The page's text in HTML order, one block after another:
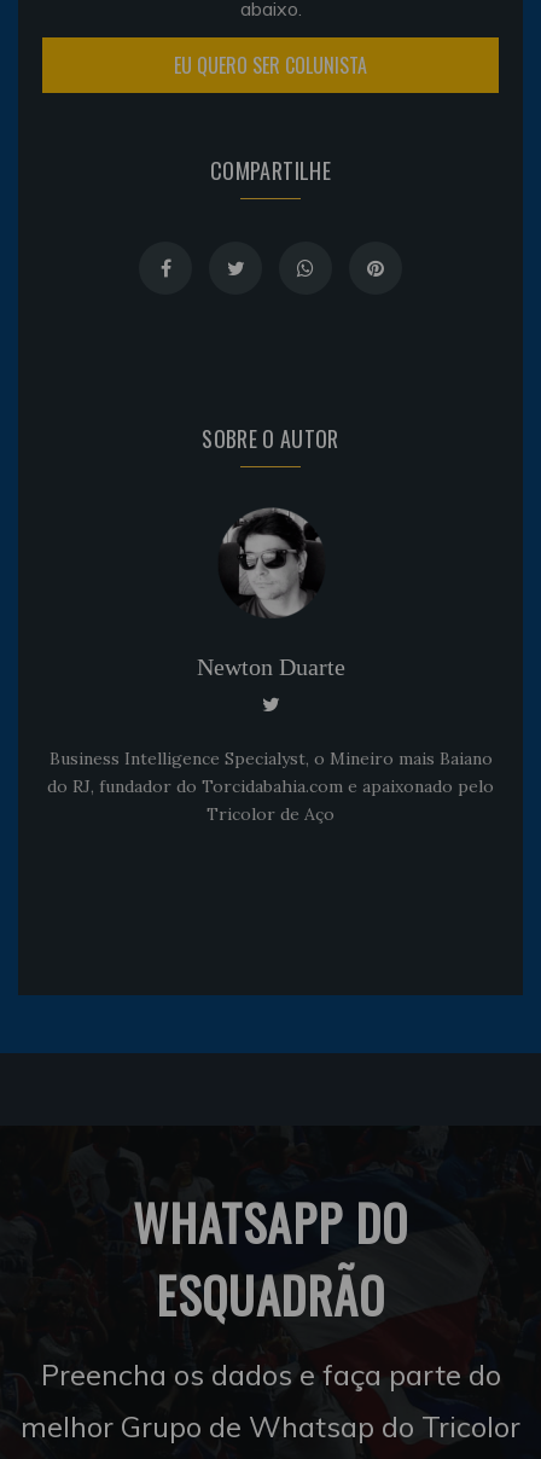
abaixo.
EU QUERO SER COLUNISTA
COMPARTILHE
SOBRE O AUTOR
Newton Duarte
Business Intelligence Specialyst, o Mineiro mais Baiano
do RJ, fundador do Torcidabahia.com e apaixonado pelo
Tricolor de Aço
WHATSAPP DO
ESQUADRÃO
Preencha os dados e faça parte do
melhor Grupo de Whatsap do Tricolor